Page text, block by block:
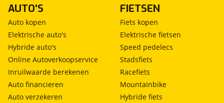
AUTO'S
Auto kopen
Elektrische auto's
Hybride auto's
Online Autoverkoopservice
Inruilwaarde berekenen
Auto financieren
Auto verzekeren
FIETSEN
Fiets kopen
Elektrische fietsen
Speed pedelecs
Stadsfiets
Racefiets
Mountainbike
Hybride fiets